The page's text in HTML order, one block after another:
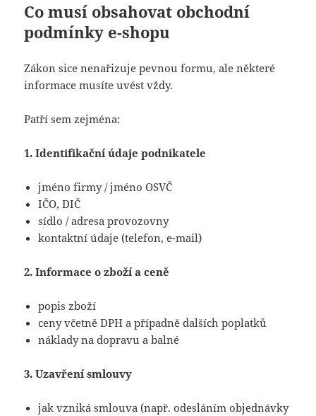
Co musí obsahovat obchodní
podmínky e-shopu
Zákon sice nenařizuje pevnou formu, ale některé
informace musíte uvést vždy.
Patří sem zejména:
1. Identifikační údaje podnikatele
jméno firmy / jméno OSVČ
IČO, DIČ
sídlo / adresa provozovny
kontaktní údaje (telefon, e-mail)
2. Informace o zboží a ceně
popis zboží
ceny včetně DPH a případně dalších poplatků
náklady na dopravu a balné
3. Uzavření smlouvy
jak vzniká smlouva (např. odesláním objednávky